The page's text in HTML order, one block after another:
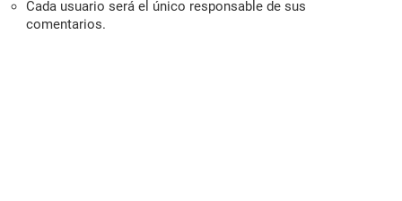
Cada usuario será el único responsable de sus
comentarios.